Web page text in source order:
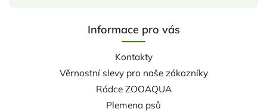
Informace pro vás
Kontakty
Věrnostní slevy pro naše zákazníky
Rádce ZOOAQUA
Plemena psů